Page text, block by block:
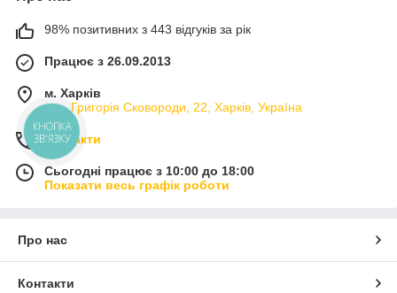
98% позитивних з 443 відгуків за рік
Працює з 26.09.2013
м. Харків
вул. Григорія Сковороди, 22, Харків, Україна
Контакти
Сьогодні працює з 10:00 до 18:00
Показати весь графік роботи
Про нас
Контакти
КНОПКА
ЗВ'ЯЗКУ